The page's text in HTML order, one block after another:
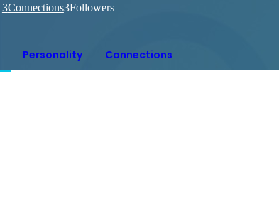
3Connections3Followers
Personality Connections